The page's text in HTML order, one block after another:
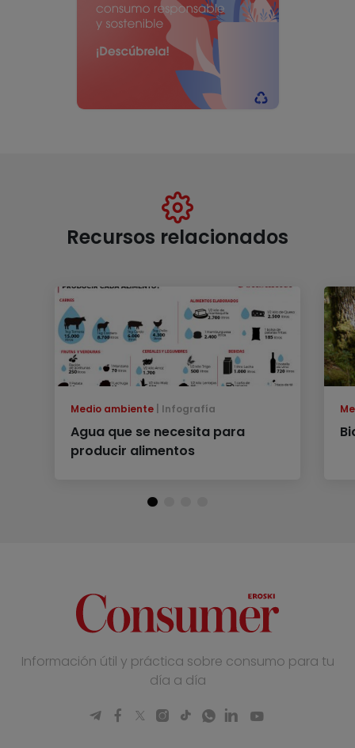
Recursos relacionados
Medio ambiente Infografía
Agua que se necesita para
producir alimentos
Información útil y práctica sobre consumo para tu
día a día